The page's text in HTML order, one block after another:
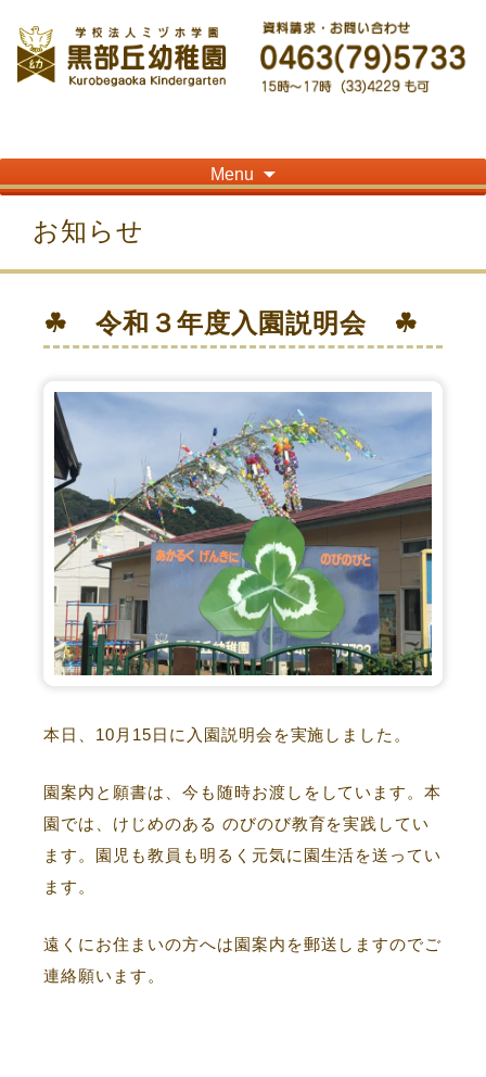
神奈川県平塚市の「学校法人ミヅホ学園黒部丘幼稚園」です！高麗山が見える閑静
な住宅街にある静かな環境で幼児教育を行っています
Menu
to
content
お知らせ
☘ 令和３年度入園説明会 ☘
本日、10月15日に入園説明会を実施しました。
園案内と願書は、今も随時お渡しをしています。本
園では、けじめのある のびのび教育を実践してい
ます。園児も教員も明るく元気に園生活を送ってい
ます。
遠くにお住まいの方へは園案内を郵送しますのでご
連絡願います。